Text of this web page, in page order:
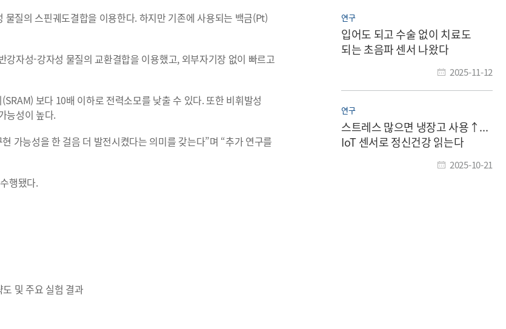
질의 스핀궤도결합을 이용한다. 하지만 기존에 사용되는 백금(Pt)
자성-강자성 물질의 교환결합을 이용했고, 외부자기장 없이 빠르고
보다 10배 이하로 전력소모를 낮출 수 있다. 또한 비휘발성
능성이 높다.
가능성을 한 걸음 더 발전시켰다는 의미를 갖는다”며 “추가 연구를
행됐다.
및 주요 실험 결과
연구
입어도 되고 수술 없이 치료도
되는 초음파 센서 나왔다
2025-11-12
연구
스트레스 많으면 냉장고 사용↑...
IoT 센서로 정신건강 읽는다
2025-10-21